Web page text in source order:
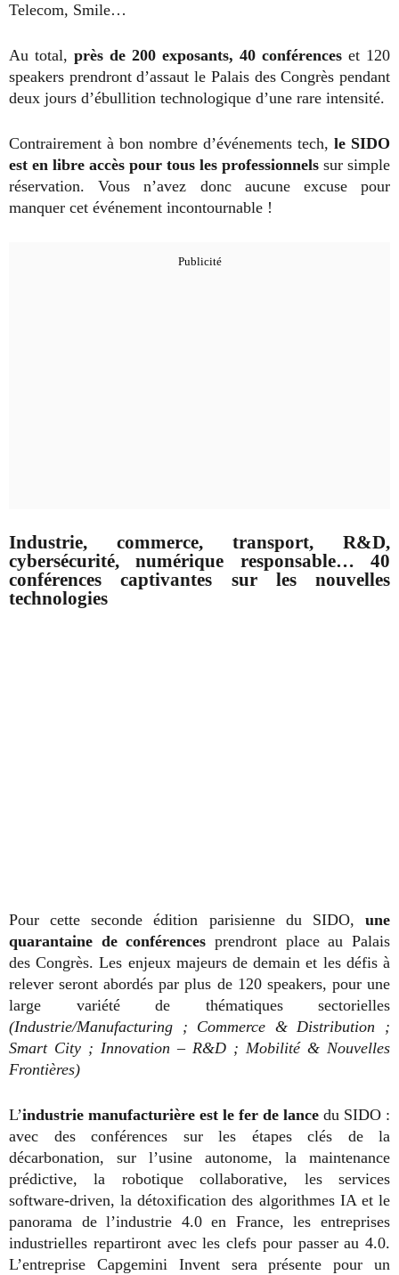
Telecom, Smile…
Au total, près de 200 exposants, 40 conférences et 120
speakers prendront d’assaut le Palais des Congrès pendant
deux jours d’ébullition technologique d’une rare intensité.
Contrairement à bon nombre d’événements tech, le SIDO
est en libre accès pour tous les professionnels sur simple
réservation. Vous n’avez donc aucune excuse pour
manquer cet événement incontournable !
Industrie, commerce, transport, R&D,
cybersécurité, numérique responsable… 40
conférences captivantes sur les nouvelles
technologies
Pour cette seconde édition parisienne du SIDO, une
quarantaine de conférences prendront place au Palais
des Congrès. Les enjeux majeurs de demain et les défis à
relever seront abordés par plus de 120 speakers, pour une
large variété de thématiques sectorielles
(Industrie/Manufacturing ; Commerce & Distribution ;
Smart City ; Innovation – R&D ; Mobilité & Nouvelles
Frontières)
L’industrie manufacturière est le fer de lance du SIDO :
avec des conférences sur les étapes clés de la
décarbonation, sur l’usine autonome, la maintenance
prédictive, la robotique collaborative, les services
software-driven, la détoxification des algorithmes IA et le
panorama de l’industrie 4.0 en France, les entreprises
industrielles repartiront avec les clefs pour passer au 4.0.
L’entreprise Capgemini Invent sera présente pour un